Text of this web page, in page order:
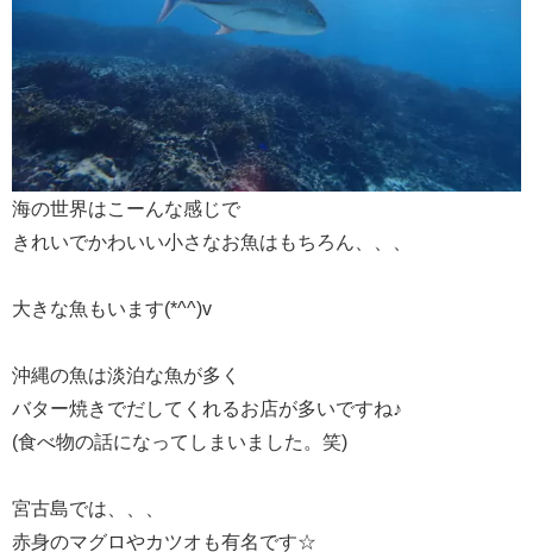
海の世界はこーんな感じで
きれいでかわいい小さなお魚はもちろん、、、
大きな魚もいます(*^^)v
沖縄の魚は淡泊な魚が多く
バター焼きでだしてくれるお店が多いですね♪
(食べ物の話になってしまいました。笑)
宮古島では、、、
赤身のマグロやカツオも有名です☆